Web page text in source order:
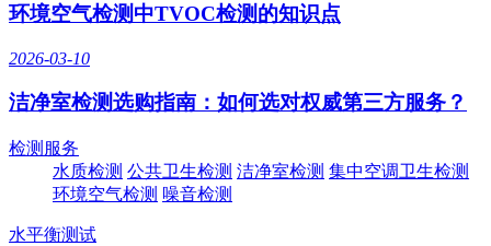
环境空气检测中TVOC检测的知识点
2026-03-10
洁净室检测选购指南：如何选对权威第三方服务？
检测服务
水质检测 公共卫生检测 洁净室检测 集中空调卫生检测
环境空气检测 噪音检测
水平衡测试